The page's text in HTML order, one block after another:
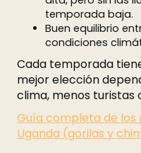
temporada baja.
Buen equilibrio
condiciones
Cada temporada
mejor elección
clima, menos turistas
Guía completa de los
Uganda (gorilas y